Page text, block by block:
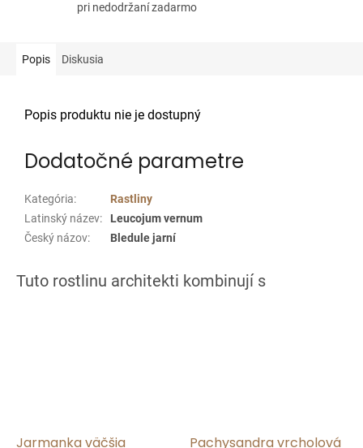
pri nedodržaní zadarmo
Popis Diskusia
Popis produktu nie je dostupný
Dodatočné parametre
Kategória:
Rastliny
Latinský název:
Leucojum vernum
Český názov: Bledule jarní
Jarmanka väčšia Pachysandra vrcholová